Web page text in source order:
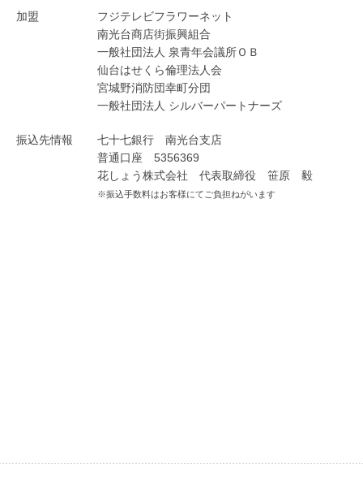
加盟
フジテレビフラワーネット
南光台商店街振興組合
一般社団法人 泉青年会議所ＯＢ
仙台はせくら倫理法人会
宮城野消防団幸町分団
一般社団法人 シルバーパートナーズ
振込先情報
七十七銀行 南光台支店
普通口座 5356369
花しょう株式会社 代表取締役 笹原 毅
※振込手数料はお客様にてご負担ねがいます